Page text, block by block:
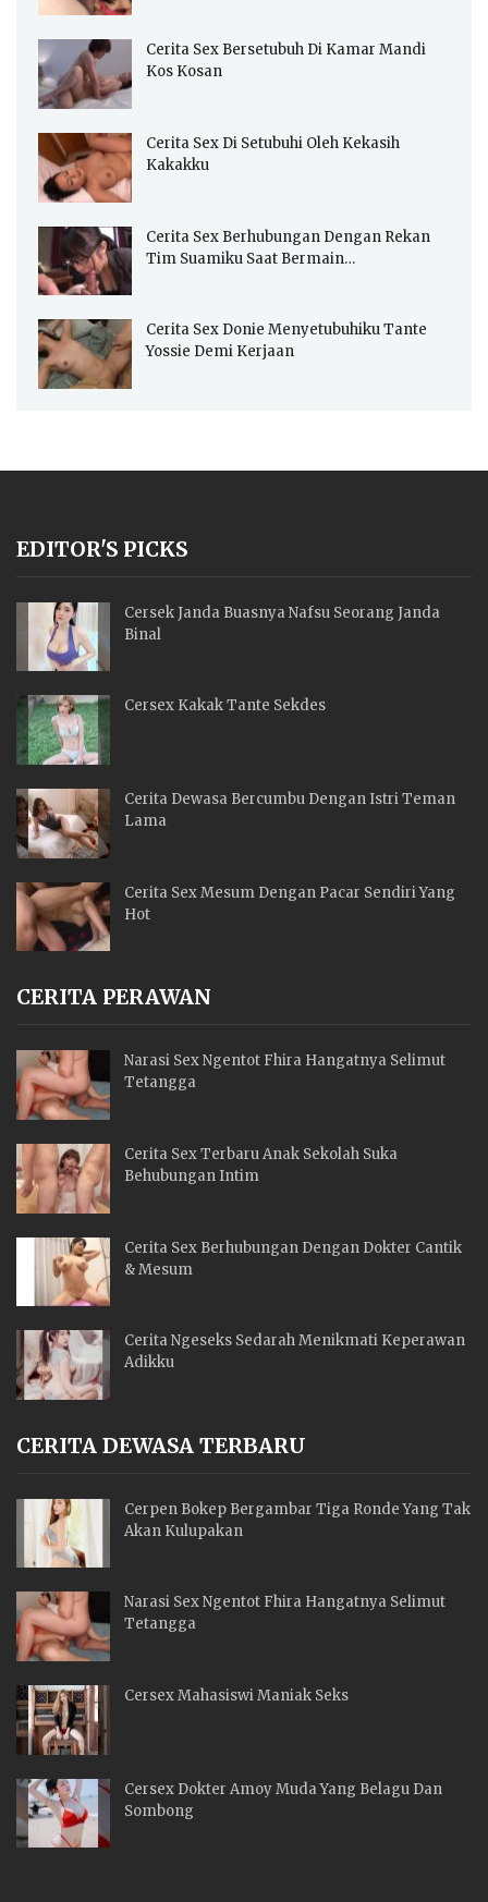
Cerita Sex Bersetubuh Di Kamar Mandi
Kos Kosan
Cerita Sex Di Setubuhi Oleh Kekasih
Kakakku
Cerita Sex Berhubungan Dengan Rekan
Tim Suamiku Saat Bermain…
Cerita Sex Donie Menyetubuhiku Tante
Yossie Demi Kerjaan
EDITOR'S PICKS
Cersek Janda Buasnya Nafsu Seorang Janda
Binal
Cersex Kakak Tante Sekdes
Cerita Dewasa Bercumbu Dengan Istri Teman
Lama
Cerita Sex Mesum Dengan Pacar Sendiri Yang
Hot
CERITA PERAWAN
Narasi Sex Ngentot Fhira Hangatnya Selimut
Tetangga
Cerita Sex Terbaru Anak Sekolah Suka
Behubungan Intim
Cerita Sex Berhubungan Dengan Dokter Cantik
& Mesum
Cerita Ngeseks Sedarah Menikmati Keperawan
Adikku
CERITA DEWASA TERBARU
Cerpen Bokep Bergambar Tiga Ronde Yang Tak
Akan Kulupakan
Narasi Sex Ngentot Fhira Hangatnya Selimut
Tetangga
Cersex Mahasiswi Maniak Seks
Cersex Dokter Amoy Muda Yang Belagu Dan
Sombong